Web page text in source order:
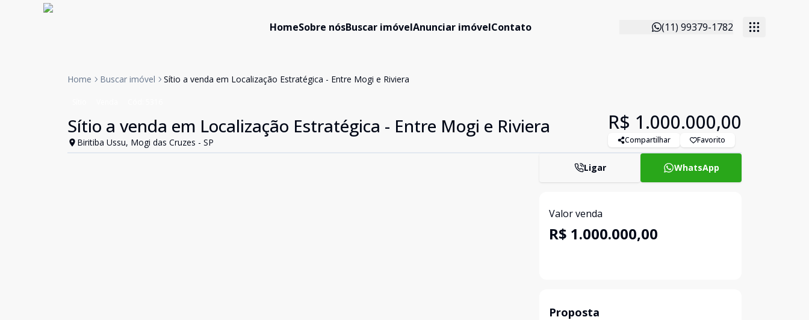
HomeSobre nósBuscar imóvelAnunciar imóvelContato (11) 99379-1782
Home Buscar imóvel Sítio a venda em Localização Estratégica - Entre Mogi e Riviera
Sítio a venda em Localização Estratégica - Entre Mogi e Riviera
Biritiba Ussu, Mogi das Cruzes - SP
R$ 1.000.000,00
Compartilhar Favorito
Ligar WhatsApp
Valor venda
R$ 1.000.000,00
Proposta